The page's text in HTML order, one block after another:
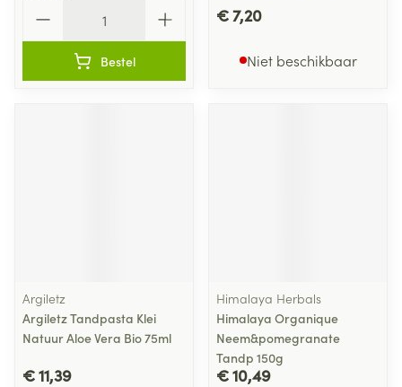
Bestel
€ 7,20
Niet beschikbaar
Argiletz
Argiletz Tandpasta Klei
Natuur Aloe Vera Bio 75ml
€ 11,39
Himalaya Herbals
Himalaya Organique
Neem&pomegranate
Tandp 150g
€ 10,49